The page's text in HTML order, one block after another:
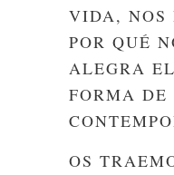
VIDA, NOS
POR QUÉ
ALEGRA
FORMA DE
OS